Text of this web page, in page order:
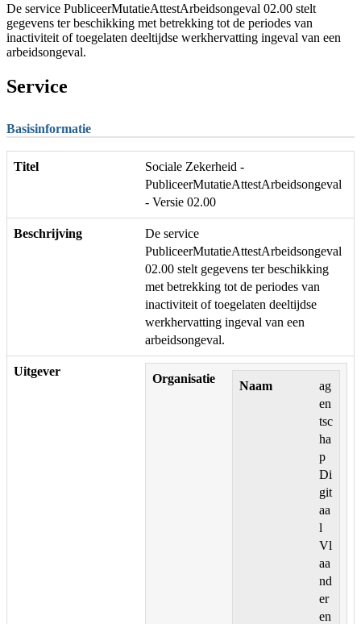
De service PubliceerMutatieAttestArbeidsongeval 02.00 stelt
gegevens ter beschikking met betrekking tot de periodes van
inactiviteit of toegelaten deeltijdse werkhervatting ingeval van een
arbeidsongeval.
Service
Basisinformatie
Titel
Sociale Zekerheid -
PubliceerMutatieAttestArbeidsongeval
- Versie 02.00
Beschrijving
De service
PubliceerMutatieAttestArbeidsongeval
02.00 stelt gegevens ter beschikking
met betrekking tot de periodes van
inactiviteit of toegelaten deeltijdse
werkhervatting ingeval van een
arbeidsongeval.
Uitgever
Organisatie
Naam
ag
en
tsc
ha
p
Di
git
aa
l
Vl
aa
nd
er
en